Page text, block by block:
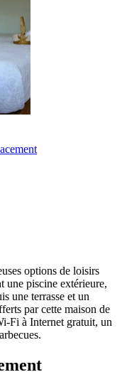
options de loisirs
une piscine extérieure,
une terrasse et un
par cette maison de
Fi à Internet gratuit, un